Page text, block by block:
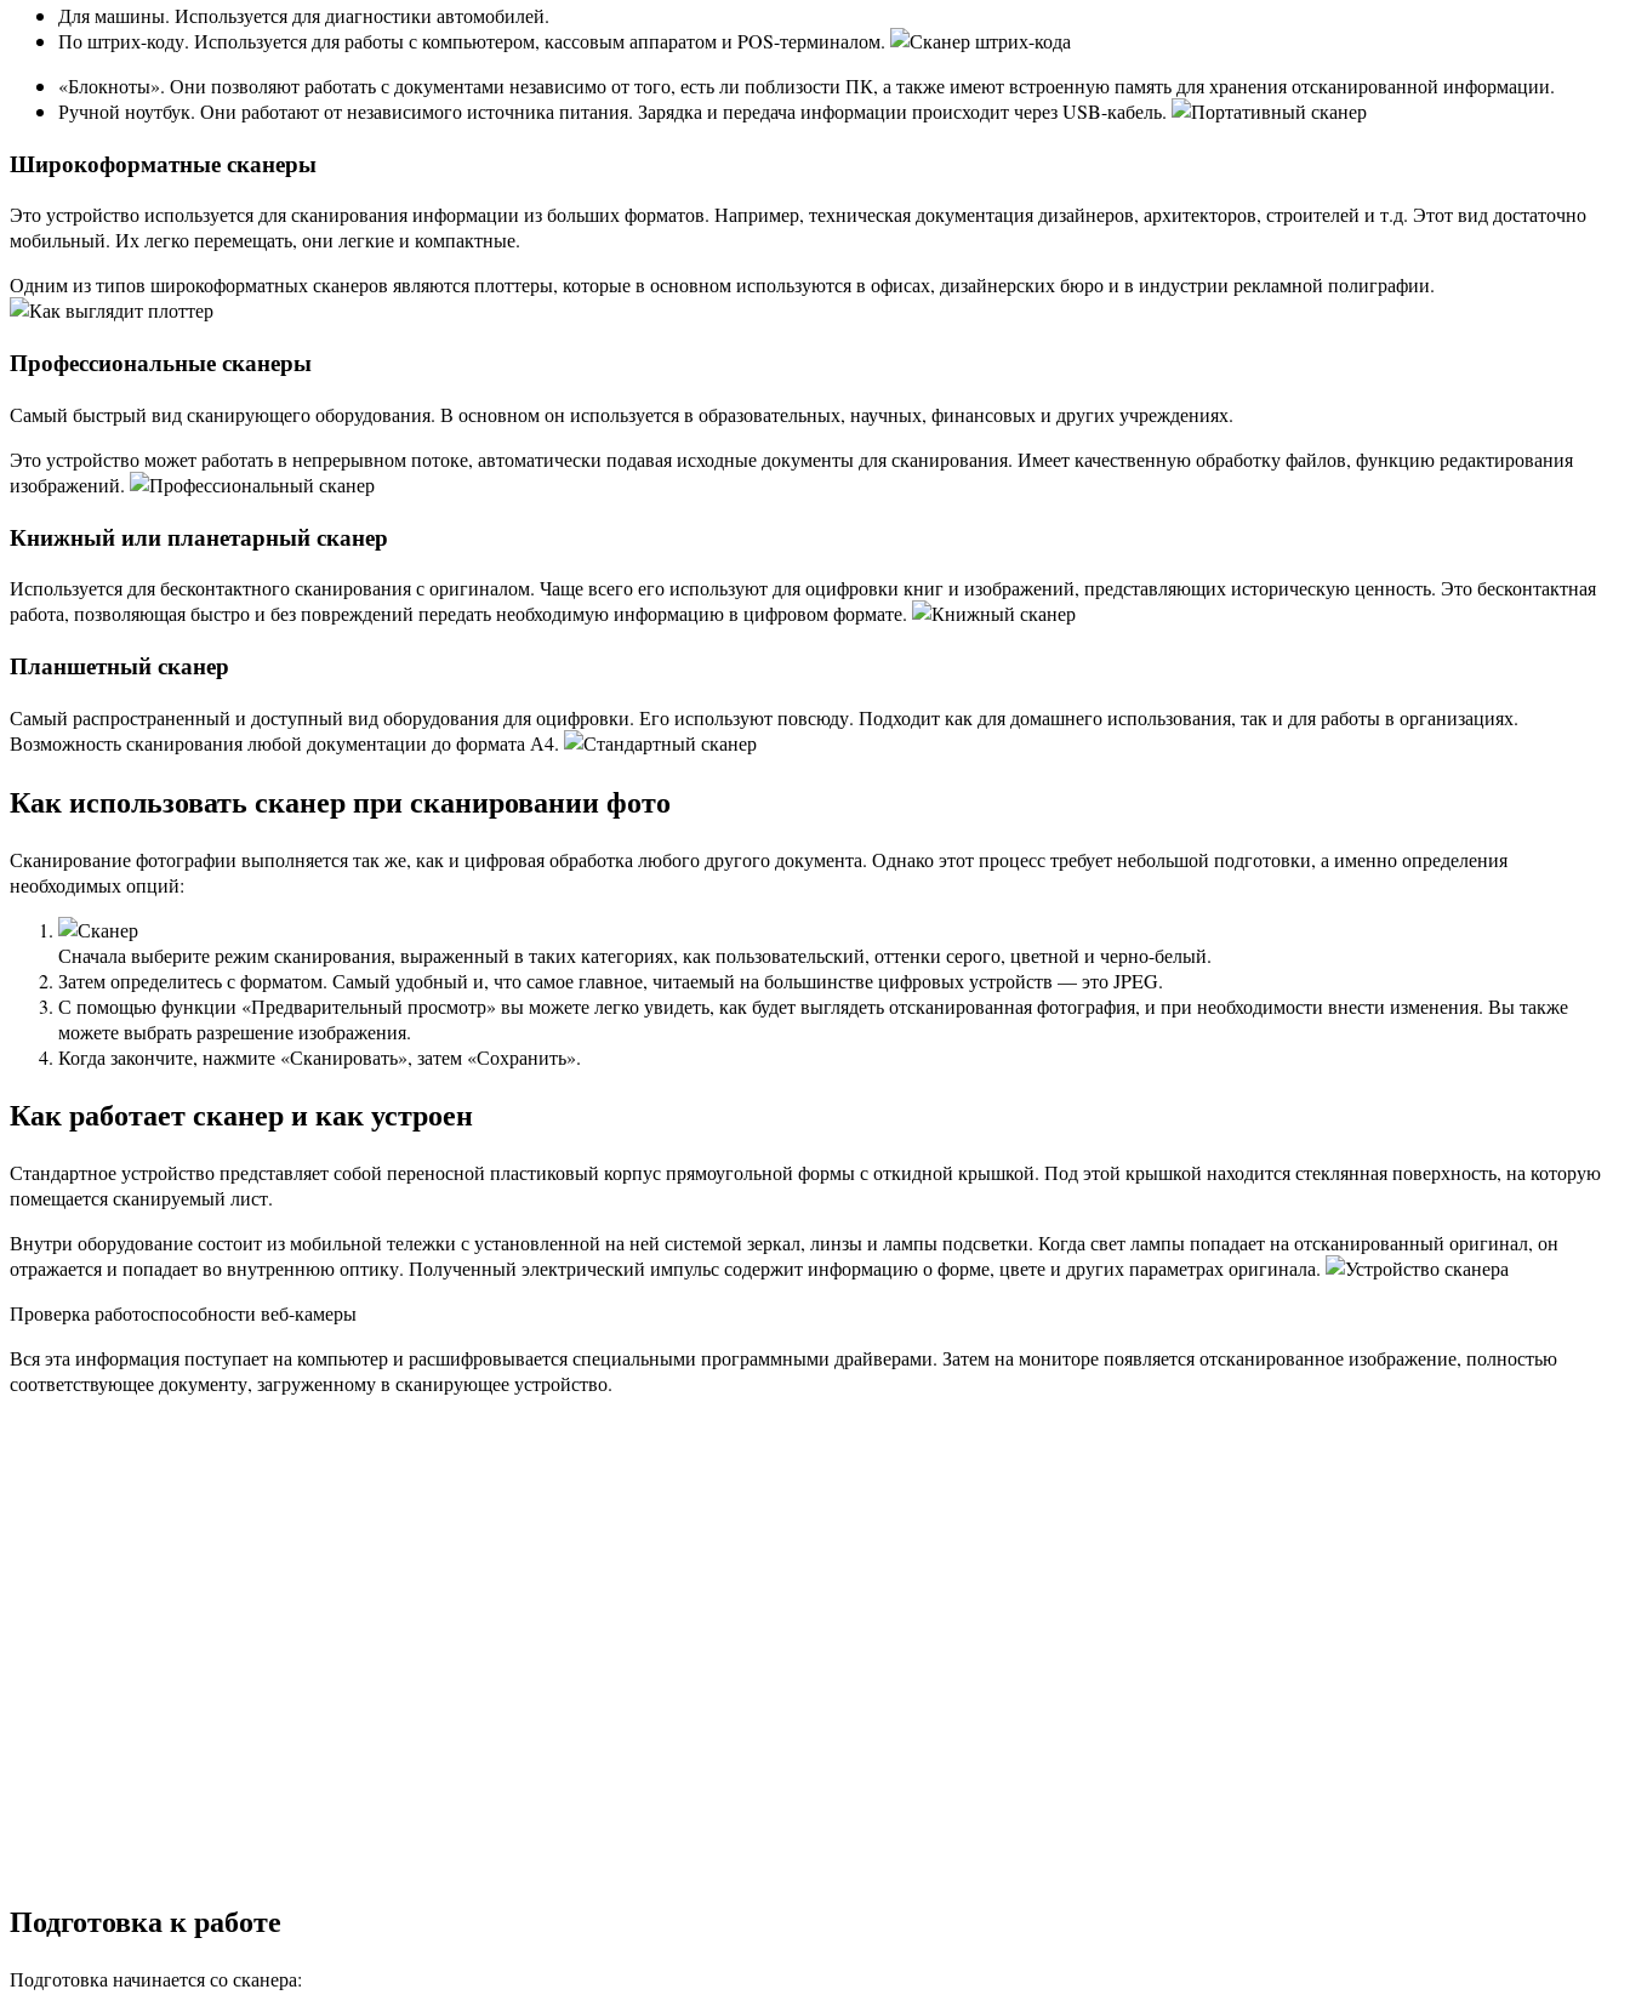
Для машины. Используется для диагностики автомобилей.
По штрих-коду. Используется для работы с компьютером, кассовым аппаратом и POS-терминалом.
«Блокноты». Они позволяют работать с документами независимо от того, есть ли поблизости ПК, а также имеют встроенную память для хранения отсканированной информации.
Ручной ноутбук. Они работают от независимого источника питания. Зарядка и передача информации происходит через USB-кабель.
Широкоформатные сканеры
Это устройство используется для сканирования информации из больших форматов. Например, техническая документация дизайнеров, архитекторов, строителей и т.д. Этот вид достаточно
мобильный. Их легко перемещать, они легкие и компактные.
Одним из типов широкоформатных сканеров являются плоттеры, которые в основном используются в офисах, дизайнерских бюро и в индустрии рекламной полиграфии.
Профессиональные сканеры
Самый быстрый вид сканирующего оборудования. В основном он используется в образовательных, научных, финансовых и других учреждениях.
Это устройство может работать в непрерывном потоке, автоматически подавая исходные документы для сканирования. Имеет качественную обработку файлов, функцию редактирования
изображений.
Книжный или планетарный сканер
Используется для бесконтактного сканирования с оригиналом. Чаще всего его используют для оцифровки книг и изображений, представляющих историческую ценность. Это бесконтактная
работа, позволяющая быстро и без повреждений передать необходимую информацию в цифровом формате.
Планшетный сканер
Самый распространенный и доступный вид оборудования для оцифровки. Его используют повсюду. Подходит как для домашнего использования, так и для работы в организациях.
Возможность сканирования любой документации до формата А4.
Как использовать сканер при сканировании фото
Сканирование фотографии выполняется так же, как и цифровая обработка любого другого документа. Однако этот процесс требует небольшой подготовки, а именно определения
необходимых опций:
Сначала выберите режим сканирования, выраженный в таких категориях, как пользовательский, оттенки серого, цветной и черно-белый.
Затем определитесь с форматом. Самый удобный и, что самое главное, читаемый на большинстве цифровых устройств — это JPEG.
С помощью функции «Предварительный просмотр» вы можете легко увидеть, как будет выглядеть отсканированная фотография, и при необходимости внести изменения. Вы также
можете выбрать разрешение изображения.
Когда закончите, нажмите «Сканировать», затем «Сохранить».
Как работает сканер и как устроен
Стандартное устройство представляет собой переносной пластиковый корпус прямоугольной формы с откидной крышкой. Под этой крышкой находится стеклянная поверхность, на которую
помещается сканируемый лист.
Внутри оборудование состоит из мобильной тележки с установленной на ней системой зеркал, линзы и лампы подсветки. Когда свет лампы попадает на отсканированный оригинал, он
отражается и попадает во внутреннюю оптику. Полученный электрический импульс содержит информацию о форме, цвете и других параметрах оригинала.
Проверка работоспособности веб-камеры
Вся эта информация поступает на компьютер и расшифровывается специальными программными драйверами. Затем на мониторе появляется отсканированное изображение, полностью
соответствующее документу, загруженному в сканирующее устройство.
Подготовка к работе
Подготовка начинается со сканера: